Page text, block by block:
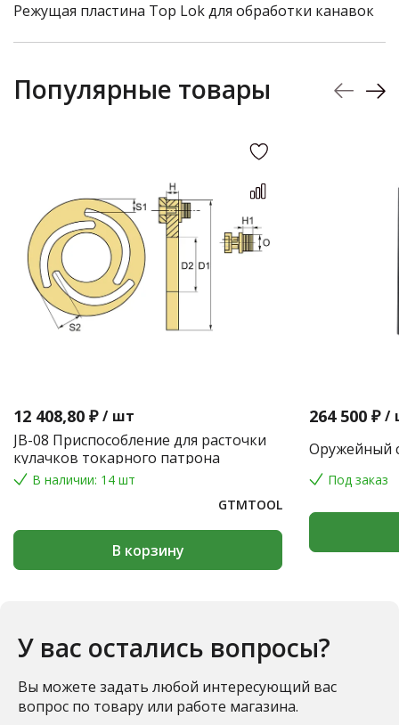
Режущая пластина Top Lok для обработки канавок
Популярные товары
12 408,80 ₽ / шт
JB-08 Приспособление для расточки
кулачков токарного патрона
В наличии: 14 шт
GTMTOOL
В корзину
264 500 ₽ /
Оружейный
Под заказ
У вас остались вопросы?
Вы можете задать любой интересующий вас
вопрос по товару или работе магазина.